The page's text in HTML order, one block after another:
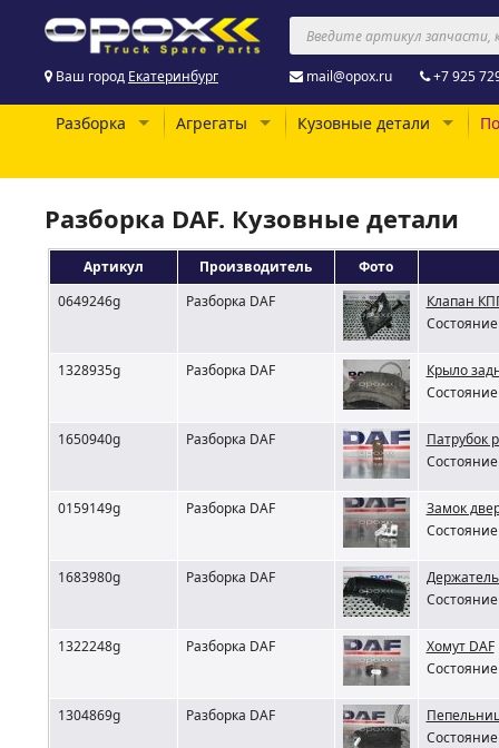
Ваш город Екатеринбург mail@opox.ru +7 925
Разборка Агрегаты Кузовные детали
Разборка DAF. Кузовные детали
Артикул Производитель
Фото
0649246g
Разборка DAF
Клапан
1328935g Разборка DAF
Крыло
1650940g Разборка DAF
Патрубок
0159149g Разборка DAF
Замок
1683980g Разборка DAF
1322248g Разборка DAF
Хомут DAF
1304869g Разборка DAF